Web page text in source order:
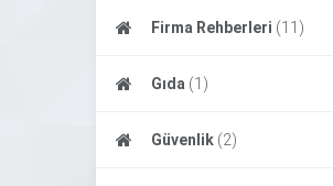
Firma Rehberleri (11)
Gıda (1)
Güvenlik (2)